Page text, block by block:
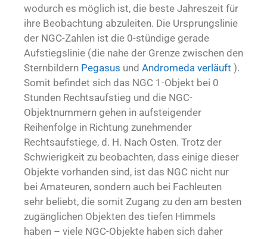
wodurch es möglich ist, die beste Jahreszeit für
ihre Beobachtung abzuleiten. Die Ursprungslinie
der NGC-Zahlen ist die 0-stündige gerade
Aufstiegslinie (die nahe der Grenze zwischen den
Sternbildern Pegasus und Andromeda verläuft ).
Somit befindet sich das NGC 1-Objekt bei 0
Stunden Rechtsaufstieg und die NGC-
Objektnummern gehen in aufsteigender
Reihenfolge in Richtung zunehmender
Rechtsaufstiege, d. H. Nach Osten. Trotz der
Schwierigkeit zu beobachten, dass einige dieser
Objekte vorhanden sind, ist das NGC nicht nur
bei Amateuren, sondern auch bei Fachleuten
sehr beliebt, die somit Zugang zu den am besten
zugänglichen Objekten des tiefen Himmels
haben – viele NGC-Objekte haben sich daher